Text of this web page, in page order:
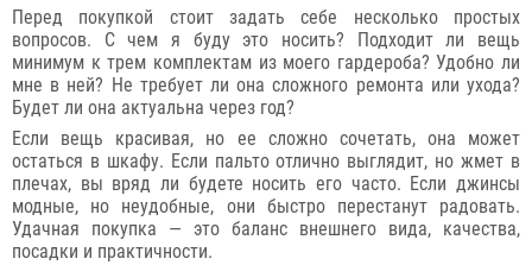
Перед покупкой стоит задать себе несколько простых
вопросов. С чем я буду это носить? Подходит ли вещь
минимум к трем комплектам из моего гардероба? Удобно ли
мне в ней? Не требует ли она сложного ремонта или ухода?
Будет ли она актуальна через год?
Если вещь красивая, но ее сложно сочетать, она может
остаться в шкафу. Если пальто отлично выглядит, но жмет в
плечах, вы вряд ли будете носить его часто. Если джинсы
модные, но неудобные, они быстро перестанут радовать.
Удачная покупка — это баланс внешнего вида, качества,
посадки и практичности.